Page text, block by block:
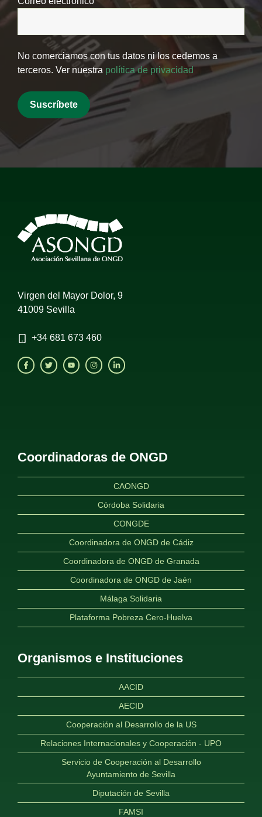
No comerciamos con tus datos ni los cedemos a
terceros. Ver nuestra política de privacidad
Virgen del Mayor Dolor, 9
41009 Sevilla
+34 681 673 460
Coordinadoras de ONGD
CAONGD
Córdoba Solidaria
CONGDE
Coordinadora de ONGD de Cádiz
Coordinadora de ONGD de Granada
Coordinadora de ONGD de Jaén
Málaga Solidaria
Plataforma Pobreza Cero-Huelva
Organismos e Instituciones
AACID
AECID
Cooperación al Desarrollo de la US
Relaciones Internacionales y Cooperación - UPO
Servicio de Cooperación al Desarrollo
Ayuntamiento de Sevilla
Diputación de Sevilla
FAMSI